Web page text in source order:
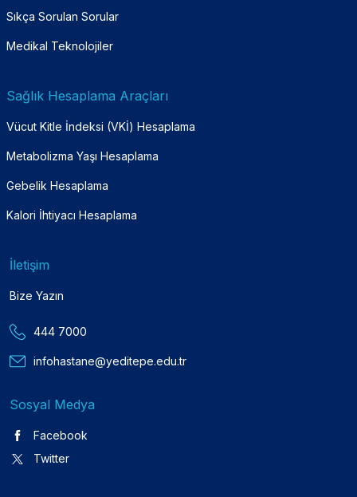
Sıkça Sorulan Sorular
Medikal Teknolojiler
Sağlık Hesaplama Araçları
Vücut Kitle İndeksi (VKİ) Hesaplama
Metabolizma Yaşı Hesaplama
Gebelik Hesaplama
Kalori İhtiyacı Hesaplama
İletişim
Bize Yazın
444 7000
infohastane@yeditepe.edu.tr
Sosyal Medya
Facebook
Twitter